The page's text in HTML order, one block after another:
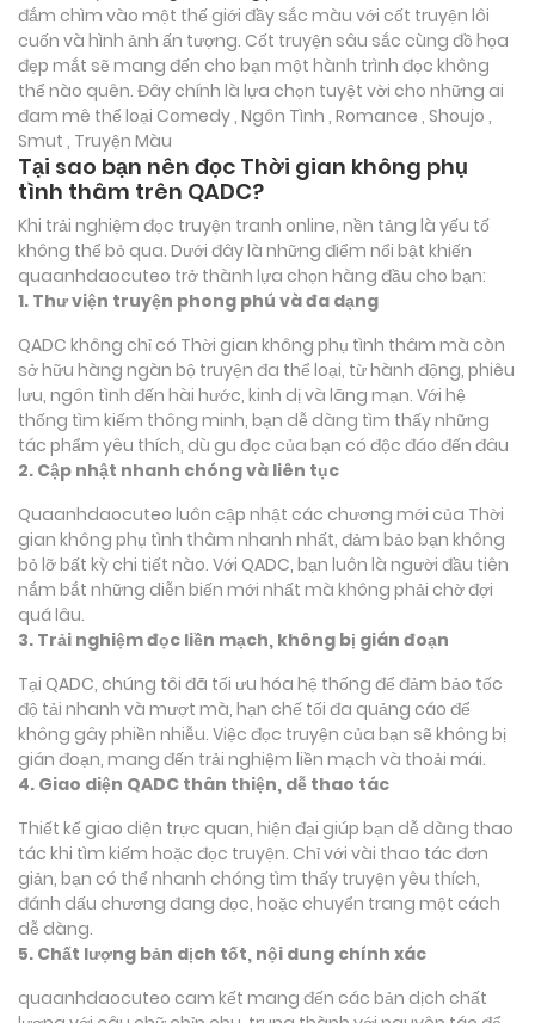
đắm chìm vào một thế giới đầy sắc màu với cốt truyện lôi
cuốn và hình ảnh ấn tượng. Cốt truyện sâu sắc cùng đồ họa
đẹp mắt sẽ mang đến cho bạn một hành trình đọc không
thể nào quên. Đây chính là lựa chọn tuyệt vời cho những ai
đam mê thể loại Comedy , Ngôn Tình , Romance , Shoujo ,
Smut , Truyện Màu
Tại sao bạn nên đọc Thời gian không phụ
tình thâm trên QADC?
Khi trải nghiệm đọc truyện tranh online, nền tảng là yếu tố
không thể bỏ qua. Dưới đây là những điểm nổi bật khiến
quaanhdaocuteo trở thành lựa chọn hàng đầu cho bạn:
1. Thư viện truyện phong phú và đa dạng
QADC không chỉ có Thời gian không phụ tình thâm mà còn
sở hữu hàng ngàn bộ truyện đa thể loại, từ hành động, phiêu
lưu, ngôn tình đến hài hước, kinh dị và lãng mạn. Với hệ
thống tìm kiếm thông minh, bạn dễ dàng tìm thấy những
tác phẩm yêu thích, dù gu đọc của bạn có độc đáo đến đâu
2. Cập nhật nhanh chóng và liên tục
Quaanhdaocuteo luôn cập nhật các chương mới của Thời
gian không phụ tình thâm nhanh nhất, đảm bảo bạn không
bỏ lỡ bất kỳ chi tiết nào. Với QADC, bạn luôn là người đầu tiên
nắm bắt những diễn biến mới nhất mà không phải chờ đợi
quá lâu.
3. Trải nghiệm đọc liền mạch, không bị gián đoạn
Tại QADC, chúng tôi đã tối ưu hóa hệ thống để đảm bảo tốc
độ tải nhanh và mượt mà, hạn chế tối đa quảng cáo để
không gây phiền nhiễu. Việc đọc truyện của bạn sẽ không bị
gián đoạn, mang đến trải nghiệm liền mạch và thoải mái.
4. Giao diện QADC thân thiện, dễ thao tác
Thiết kế giao diện trực quan, hiện đại giúp bạn dễ dàng thao
tác khi tìm kiếm hoặc đọc truyện. Chỉ với vài thao tác đơn
giản, bạn có thể nhanh chóng tìm thấy truyện yêu thích,
đánh dấu chương đang đọc, hoặc chuyển trang một cách
dễ dàng.
5. Chất lượng bản dịch tốt, nội dung chính xác
quaanhdaocuteo cam kết mang đến các bản dịch chất